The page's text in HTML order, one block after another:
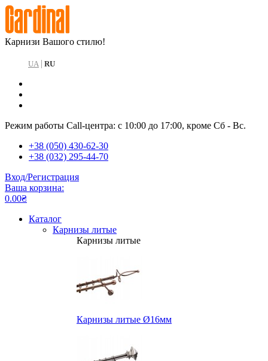
Карнизи Вашого стилю!
UA | RU
Режим работы Call-центра: с 10:00 до 17:00, кроме Сб - Вс.
+38 (050) 430-62-30
+38 (032) 295-44-70
Вход/Регистрация
Ваша корзина:
0.00₴
Каталог
Карнизы литые
Карнизы литые
Карнизы литые Ø16мм